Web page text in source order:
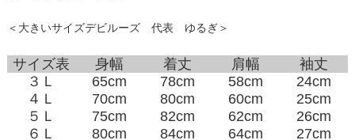
＜大きいサイズデビルーズ 代表 ゆるぎ＞
サイズ表 身幅 着丈 肩幅
袖丈
３Ｌ
65cm 78cm 58cm
24cm
４Ｌ
70cm 80cm 60cm
25cm
５Ｌ
75cm 82cm 62cm
26cm
６Ｌ
80cm 84cm 64cm
27cm